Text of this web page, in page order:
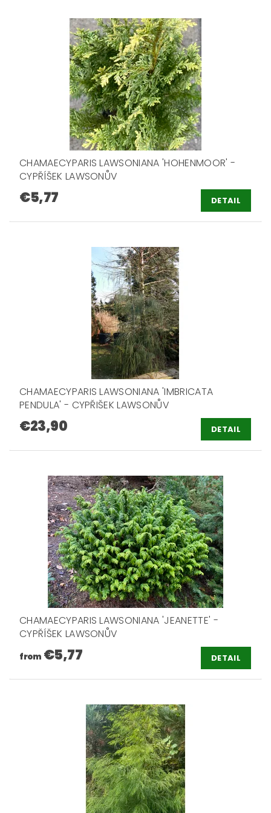
CHAMAECYPARIS LAWSONIANA 'HOHENMOOR' -
CYPŘÍŠEK LAWSONŮV
€5,77 DETAIL
CHAMAECYPARIS LAWSONIANA 'IMBRICATA
PENDULA' - CYPŘIŠEK LAWSONŮV
€23,90 DETAIL
CHAMAECYPARIS LAWSONIANA 'JEANETTE' -
CYPŘÍŠEK LAWSONŮV
from €5,77 DETAIL